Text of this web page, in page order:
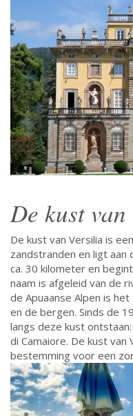
De kust
De kust van Versilia is
zandstranden en ligt aan
ca. 30 kilometer en
naam is afgeleid van de
de Apuaanse Alpen is
en de bergen. Sinds de
langs deze kust
di Camaiore. De kust van
bestemming voor een